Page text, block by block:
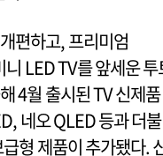
편하고, 프리미엄
LED TV를 앞세운 투
4월 출시된 TV 신제품
네오 QLED 등과 더불
형 제품이 추가됐다.